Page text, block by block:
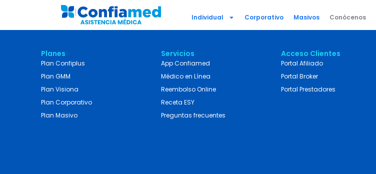
Individual Corporativo Masivos Conócenos
Planes
Plan Confiplus
Plan GMM
Plan Visiona
Plan Corporativo
Plan Masivo
Servicios
App Confiamed
Médico en Línea
Reembolso Online
Receta ESY
Preguntas frecuentes
Acceso Clientes
Portal Afiliado
Portal Broker
Portal Prestadores